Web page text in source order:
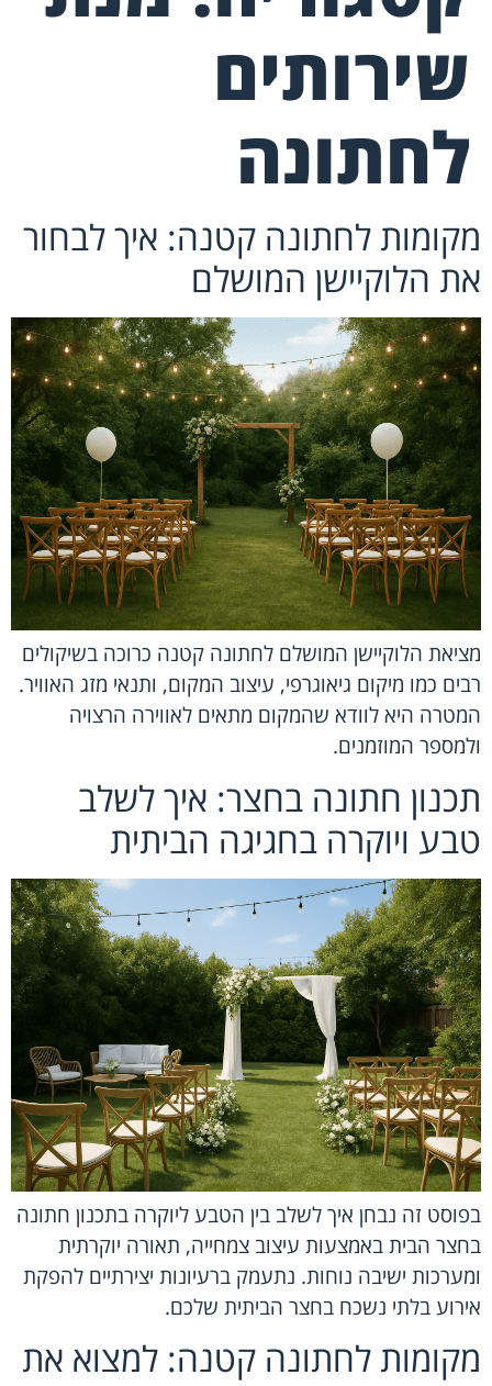
שירותים
לחתונה
מקומות לחתונה קטנה: איך לבחור
את הלוקיישן המושלם
מציאת הלוקיישן המושלם לחתונה קטנה כרוכה בשיקולים
רבים כמו מיקום גיאוגרפי, עיצוב המקום, ותנאי מזג האוויר.
המטרה היא לוודא שהמקום מתאים לאווירה הרצויה
ולמספר המוזמנים.
תכנון חתונה בחצר: איך לשלב
טבע ויוקרה בחגיגה הביתית
בפוסט זה נבחן איך לשלב בין הטבע ליוקרה בתכנון חתונה
בחצר הבית באמצעות עיצוב צמחייה, תאורה יוקרתית
ומערכות ישיבה נוחות. נתעמק ברעיונות יצירתיים להפקת
אירוע בלתי נשכח בחצר הביתית שלכם.
מקומות לחתונה קטנה: למצוא את